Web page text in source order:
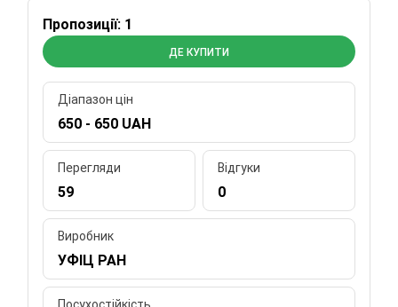
Пропозиції: 1
ДЕ КУПИТИ
Діапазон цін
650 - 650 UAH
Перегляди
59
Відгуки
0
Виробник
УФІЦ РАН